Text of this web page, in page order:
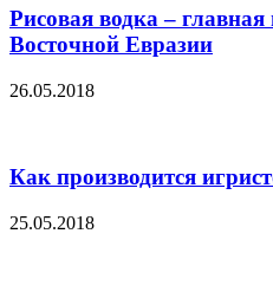
Рисовая водка – главная
Восточной Евразии
26.05.2018
Как производится
25.05.2018